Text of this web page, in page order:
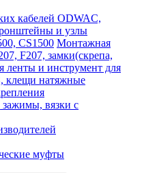
кабелей ODWAC,
и узлы
CS1500 Монтажная
F207, замки(скрепа,
ленты и инструмент для
клещи натяжные
зажимы, вязки с
муфты